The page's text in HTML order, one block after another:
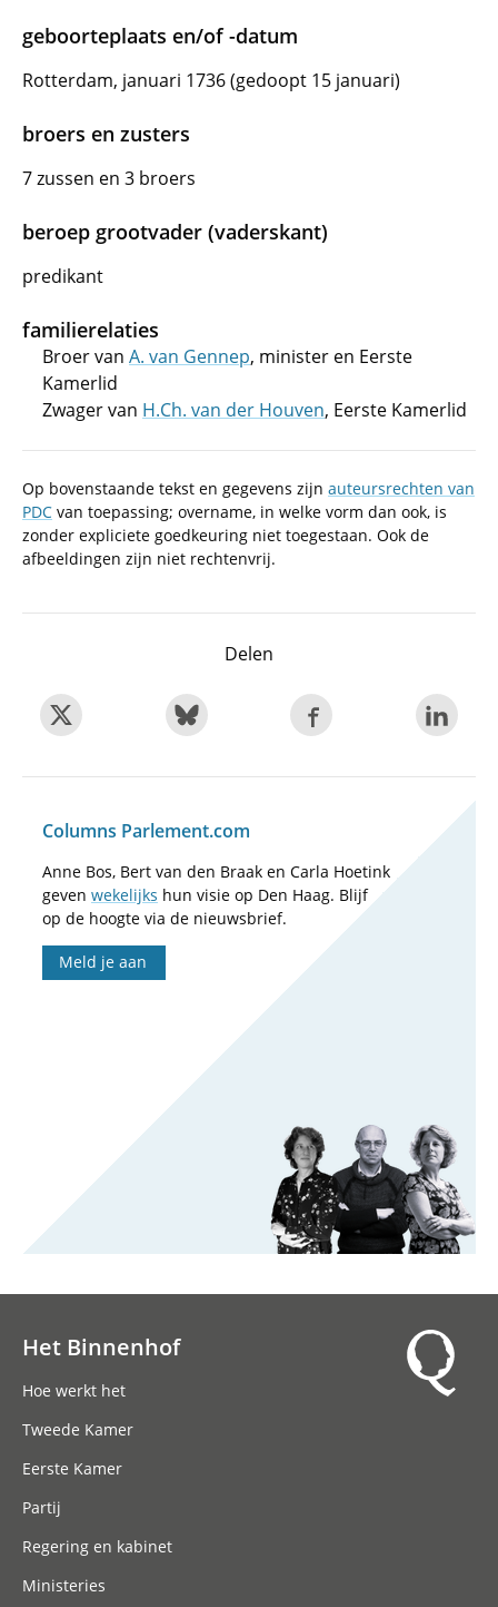
geboorteplaats en/of -datum
Rotterdam, januari 1736 (gedoopt 15 januari)
broers en zusters
7 zussen en 3 broers
beroep grootvader (vaderskant)
predikant
familierelaties
Broer van A. van Gennep, minister en Eerste
Kamerlid
Zwager van H.Ch. van der Houven, Eerste Kamerlid
Op bovenstaande tekst en gegevens zijn auteursrechten van
PDC van toepassing; overname, in welke vorm dan ook, is
zonder expliciete goedkeuring niet toegestaan. Ook de
afbeeldingen zijn niet rechtenvrij.
Delen
Columns Parlement.com
Anne Bos, Bert van den Braak en Carla Hoetink
geven wekelijks hun visie op Den Haag. Blijf
op de hoogte via de nieuwsbrief.
Meld je aan
Het Binnenhof
Hoe werkt het
Tweede Kamer
Eerste Kamer
Partij
Regering en kabinet
Ministeries